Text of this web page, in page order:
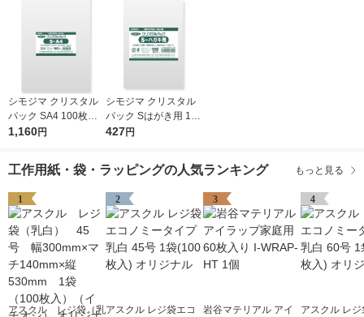
シモジマ クリスタル
パック SA4 100枚入 6
739200 1袋(100枚入)
1,160円
シモジマ クリスタル
パック Sはがき用 100
枚入 6751700 1袋(10
427円
工作用紙・袋・ラッピングの人気ランキング もっと見る
1
アスクル レジ袋（乳
2
アスクル レジ袋エコ
3
岩谷マテリアル アイ
4
アスクル レ